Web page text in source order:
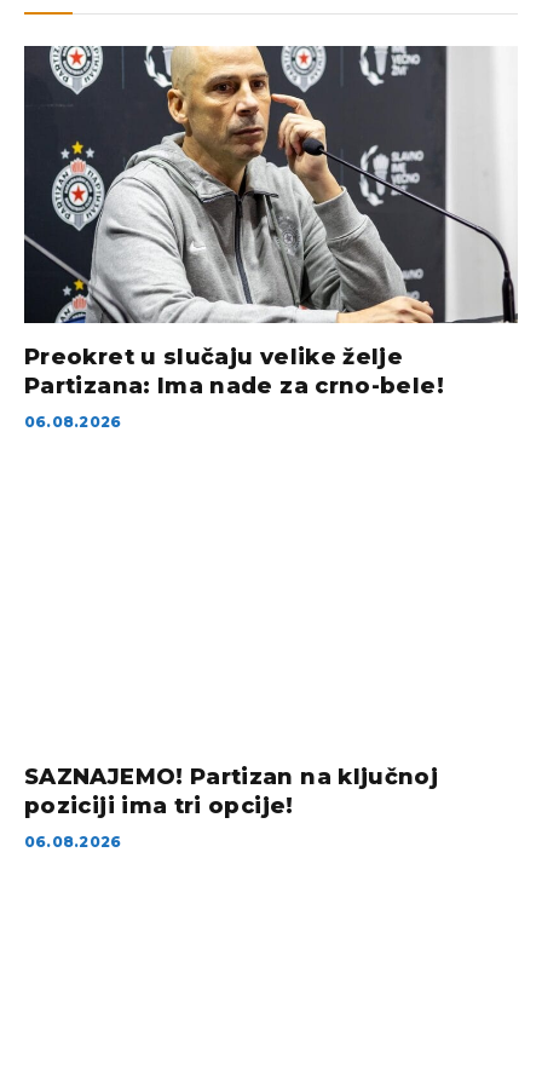
Preokret u slučaju velike želje
Partizana: Ima nade za crno-bele!
06.08.2026
SAZNAJEMO! Partizan na ključnoj
poziciji ima tri opcije!
06.08.2026